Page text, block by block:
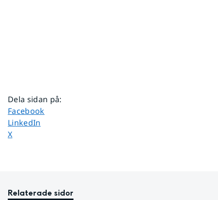
Dela sidan på:
Dela sidan på
Facebook
Dela sidan på
LinkedIn
Dela sidan på
X
Relaterade sidor